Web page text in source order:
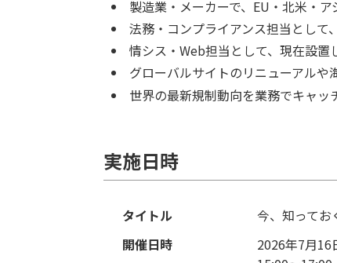
製造業・メーカーで、EU・北米・
法務・コンプライアンス担当とし
情シス・Web担当として、現在設
グローバルサイトのリニューアル
世界の最新規制動向を業務でキャ
実施日時
タイトル
今、知ってお
開催日時
2026年7月16